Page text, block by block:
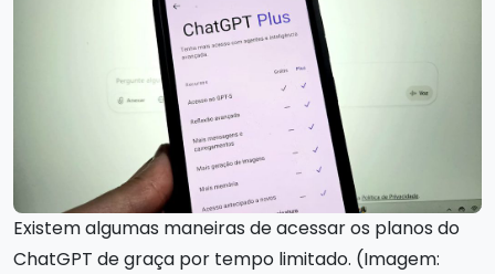
Existem algumas maneiras de acessar os planos do
ChatGPT de graça por tempo limitado. (Imagem: